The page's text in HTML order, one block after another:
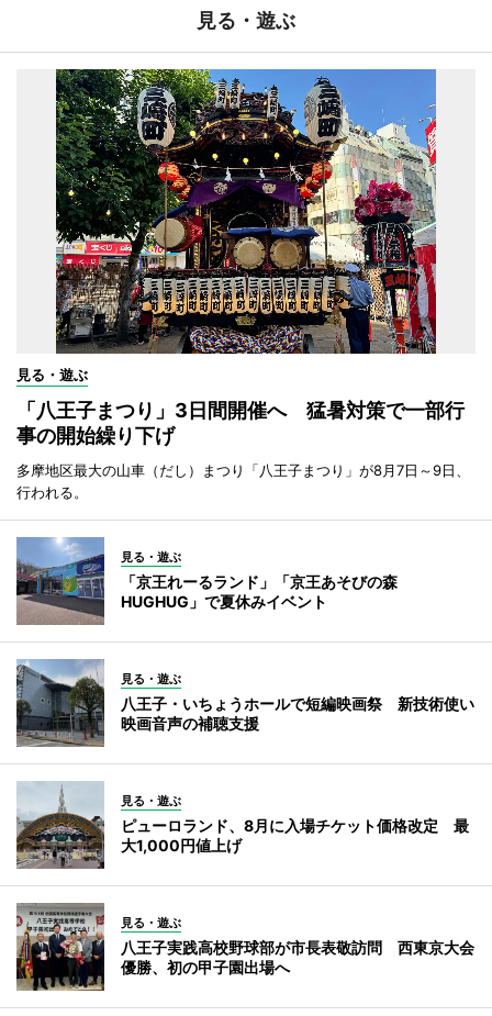
見る・遊ぶ
見る・遊ぶ
「八王子まつり」3日間開催へ 猛暑対策で一部行
事の開始繰り下げ
多摩地区最大の山車（だし）まつり「八王子まつり」が8月7日～9日、
行われる。
見る・遊ぶ
「京王れーるランド」「京王あそびの森
HUGHUG」で夏休みイベント
見る・遊ぶ
八王子・いちょうホールで短編映画祭 新技術使い
映画音声の補聴支援
見る・遊ぶ
ピューロランド、8月に入場チケット価格改定 最
大1,000円値上げ
見る・遊ぶ
八王子実践高校野球部が市長表敬訪問 西東京大会
優勝、初の甲子園出場へ